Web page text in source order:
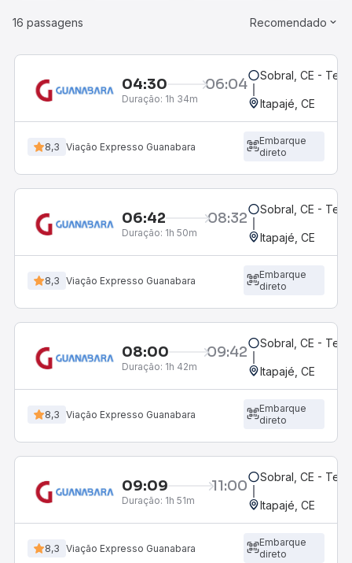
16 passagens Recomendado
04:30 06:04
Duração: 1h 34m
Sobral, CE -
Itapajé, CE
8,3 Viação Expresso Guanabara
Embarque
direto
06:42 08:32
Duração: 1h 50m
Sobral, CE -
Itapajé, CE
8,3 Viação Expresso Guanabara
Embarque
direto
08:00 09:42
Duração: 1h 42m
Sobral, CE -
Itapajé, CE
8,3 Viação Expresso Guanabara
Embarque
direto
09:09 11:00
Duração: 1h 51m
Sobral, CE -
Itapajé, CE
8,3 Viação Expresso Guanabara
Embarque
direto